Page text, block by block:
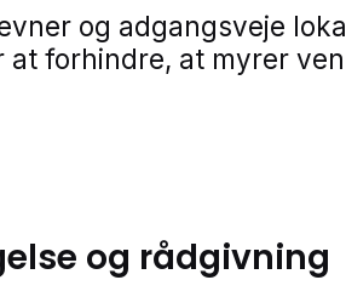
og adgangsveje
at forhindre, at myrer
og rådgivning